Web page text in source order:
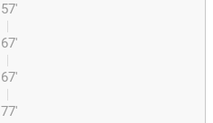
57'
67'
67'
77'